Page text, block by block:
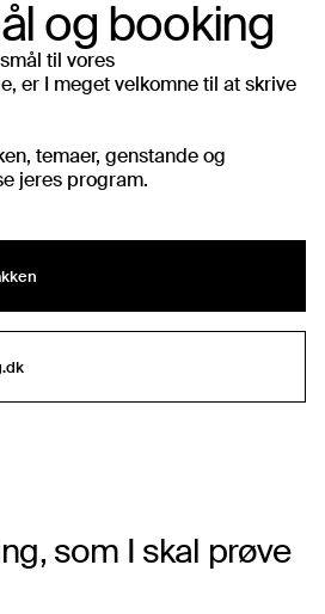
og booking
til vores
er I meget velkomne til at skrive
temaer, genstande og
jeres program.
som I skal prøve